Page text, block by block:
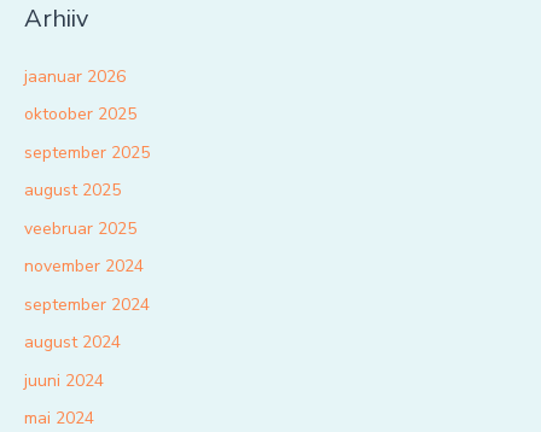
Arhiiv
jaanuar 2026
oktoober 2025
september 2025
august 2025
veebruar 2025
november 2024
september 2024
august 2024
juuni 2024
mai 2024